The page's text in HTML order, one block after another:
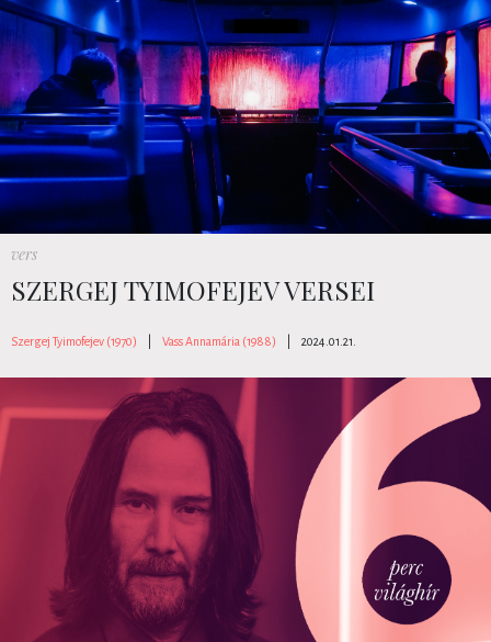
vers
SZERGEJ TYIMOFEJEV VERSEI
Szergej Tyimofejev (1970) Vass Annamária (1988) 2024.01.21.